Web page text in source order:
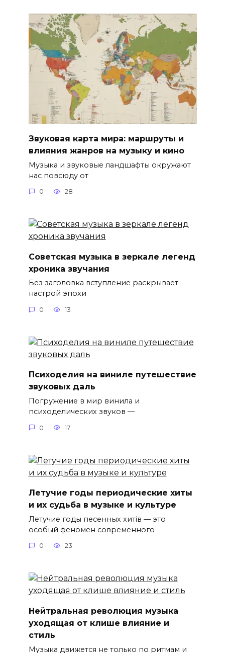
Звуковая карта мира: маршруты и
влияния жанров на музыку и кино
Музыка и звуковые ландшафты окружают
нас повсюду от
0 28
Советская музыка в зеркале легенд
хроника звучания
Без заголовка вступление раскрывает
настрой эпохи
0 13
Психоделия на виниле путешествие
звуковых даль
Погружение в мир винила и
психоделических звуков —
0 17
Летучие годы периодические хиты
и их судьба в музыке и культуре
Летучие годы песенных хитів — это
особый феномен современного
0 23
Нейтральная революция музыка
уходящая от клише влияние и
стиль
Музыка движется не только по ритмам и